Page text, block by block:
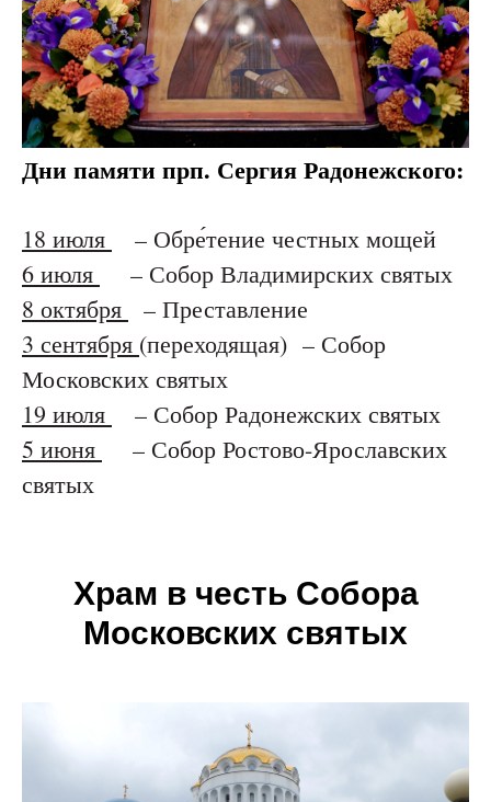
Дни памяти прп. Сергия Радонежского:
18 июля
– Обре́тение честных мощей
6 июля
– Собор Владимирских святых
8 октября
– Преставление
3 сентября (переходящая) – Собор
Московских святых
19 июля
– Собор Радонежских святых
5 июня
– Собор Ростово-Ярославских
святых
Храм в честь Собора
Московских святых